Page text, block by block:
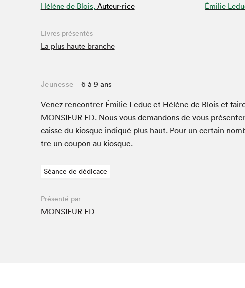
Café La Presse
Espace jeunesse présenté par Desjardins
Espace Zines
de Montréal
Lettres québécoises au Salon
Louisiane enracinée et branchée
Mur des illustrateur·rice·s
SLM PRO
Hélène de Blois, Auteur·rice Émilie
Livres présentés
La plus haute branche
Jeunesse 6 à 9 ans
Venez ren­con­tr­er Émi­lie Leduc et Hélène de Blois et
MON­SIEUR ED. Nous vous deman­dons de vous
caisse du kiosque indiqué plus haut. Pour un cer­tain
tre un coupon au kiosque.
Séance de dédicace
Présenté par
MONSIEUR ED